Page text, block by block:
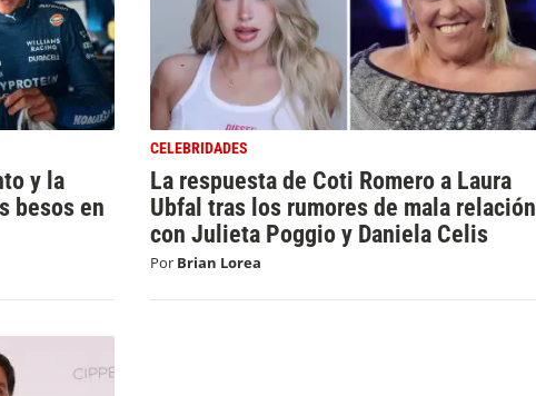
y la
besos en
CELEBRIDADES
La respuesta de Coti Romero a Laura
Ubfal tras los rumores de mala relación
con Julieta Poggio y Daniela Celis
Por Brian Lorea